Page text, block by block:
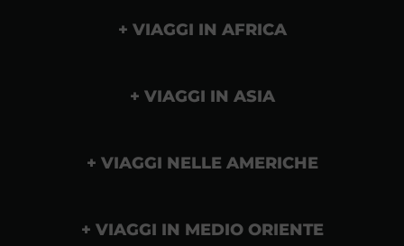
VIAGGI IN AFRICA
VIAGGI IN ASIA
VIAGGI NELLE AMERICHE
VIAGGI IN MEDIO ORIENTE